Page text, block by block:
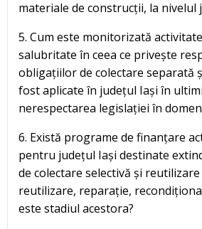
materiale de construcții, la nivelul
5. Cum este monitorizată
salubritate în ceea ce privește
obligațiilor de colectare separată
fost aplicate în județul Iași în
nerespectarea legislației în
6. Există programe de finanțare
pentru județul Iași destinate
de colectare selectivă și
reutilizare, reparație,
este stadiul acestora?